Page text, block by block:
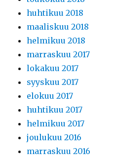
huhtikuu 2018
maaliskuu 2018
helmikuu 2018
marraskuu 2017
lokakuu 2017
syyskuu 2017
elokuu 2017
huhtikuu 2017
helmikuu 2017
joulukuu 2016
marraskuu 2016